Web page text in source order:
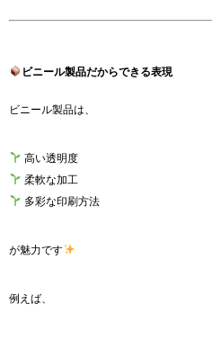
ビニール製品だからできる表現
ビニール製品は、
高い透明度
柔軟な加工
多彩な印刷方法
が魅力です
例えば、